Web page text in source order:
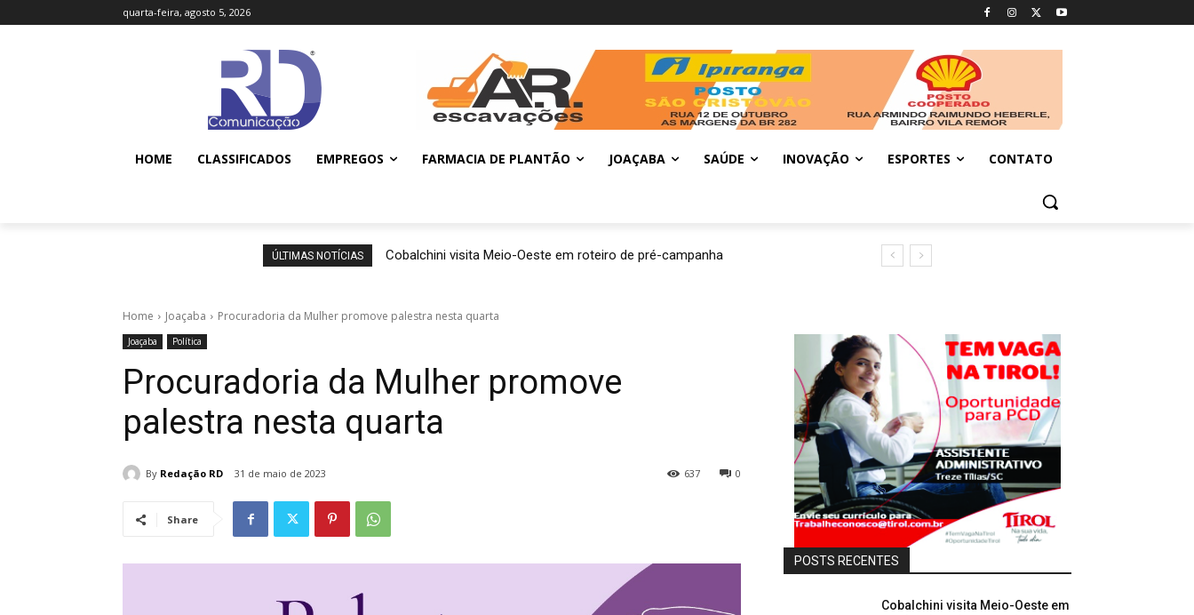
quarta-feira, agosto 5, 2026
HOME CLASSIFICADOS EMPREGOS FARMACIA DE PLANTÃO JOAÇABA SAÚDE INOVAÇÃO ESPORTES CONTATO
ÚLTIMAS NOTÍCIAS Cobalchini visita Meio-Oeste em roteiro de pré-campanha
Home Joaçaba Procuradoria da Mulher promove palestra nesta quarta
Joaçaba Política
Procuradoria da Mulher promove
palestra nesta quarta
By Redação RD 31 de maio de 2023 0
637
Share
POSTS RECENTES
Cobalchini visita Meio-Oeste em